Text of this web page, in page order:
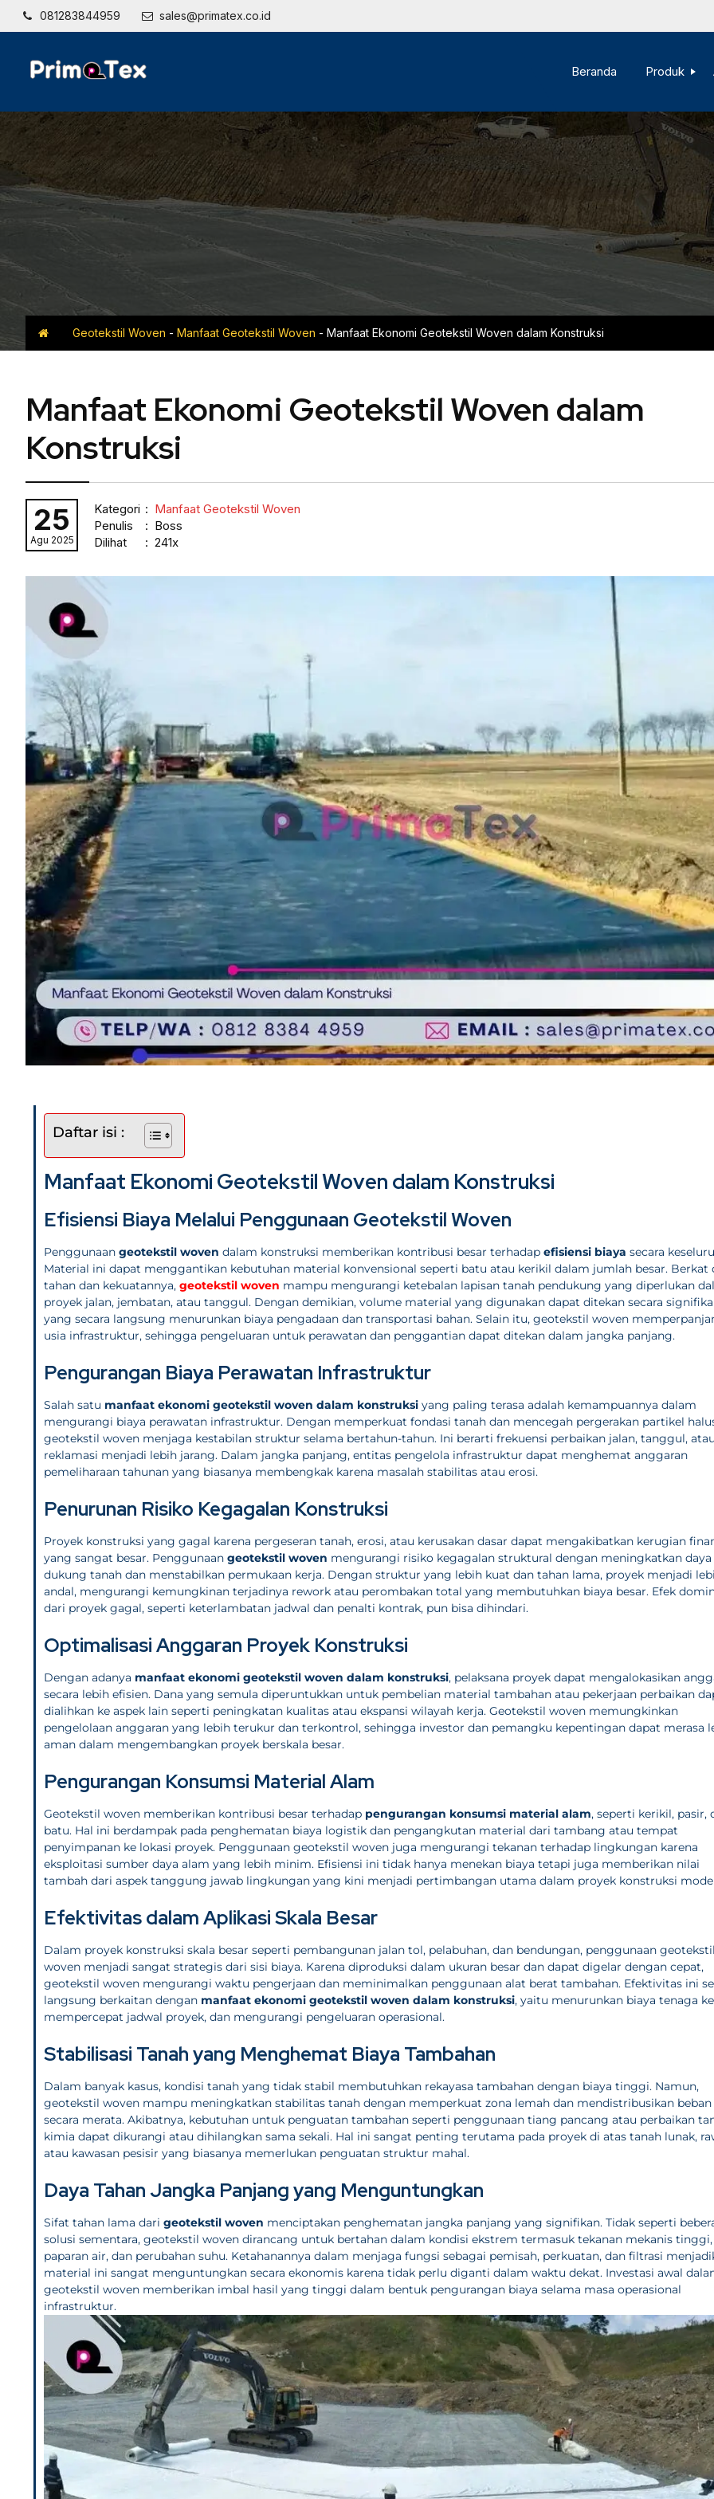
081283844959 sales@primatex.co.id
Beranda Produk
Geotekstil Woven - Manfaat Geotekstil Woven - Manfaat Ekonomi Geotekstil Woven dalam Konstruksi
Manfaat Ekonomi Geotekstil Woven dalam
Konstruksi
25
Agu 2025
Kategori : Manfaat Geotekstil Woven
Penulis
: Boss
Dilihat
: 241x
Daftar isi :
Manfaat Ekonomi Geotekstil Woven dalam Konstruksi
Efisiensi Biaya Melalui Penggunaan Geotekstil Woven
Penggunaan geotekstil woven dalam konstruksi memberikan kontribusi besar terhadap efisiensi biaya secara
Material ini dapat menggantikan kebutuhan material konvensional seperti batu atau kerikil dalam jumlah besar. Berkat
tahan dan kekuatannya, geotekstil woven mampu mengurangi ketebalan lapisan tanah pendukung yang diperlukan
proyek jalan, jembatan, atau tanggul. Dengan demikian, volume material yang digunakan dapat ditekan secara
yang secara langsung menurunkan biaya pengadaan dan transportasi bahan. Selain itu, geotekstil woven
usia infrastruktur, sehingga pengeluaran untuk perawatan dan penggantian dapat ditekan dalam jangka panjang.
Pengurangan Biaya Perawatan Infrastruktur
Salah satu manfaat ekonomi geotekstil woven dalam konstruksi yang paling terasa adalah kemampuannya dalam
mengurangi biaya perawatan infrastruktur. Dengan memperkuat fondasi tanah dan mencegah pergerakan partikel
geotekstil woven menjaga kestabilan struktur selama bertahun-tahun. Ini berarti frekuensi perbaikan jalan, tanggul,
reklamasi menjadi lebih jarang. Dalam jangka panjang, entitas pengelola infrastruktur dapat menghemat anggaran
pemeliharaan tahunan yang biasanya membengkak karena masalah stabilitas atau erosi.
Penurunan Risiko Kegagalan Konstruksi
Proyek konstruksi yang gagal karena pergeseran tanah, erosi, atau kerusakan dasar dapat mengakibatkan kerugian
yang sangat besar. Penggunaan geotekstil woven mengurangi risiko kegagalan struktural dengan meningkatkan daya
dukung tanah dan menstabilkan permukaan kerja. Dengan struktur yang lebih kuat dan tahan lama, proyek menjadi
andal, mengurangi kemungkinan terjadinya rework atau perombakan total yang membutuhkan biaya besar. Efek
dari proyek gagal, seperti keterlambatan jadwal dan penalti kontrak, pun bisa dihindari.
Optimalisasi Anggaran Proyek Konstruksi
Dengan adanya manfaat ekonomi geotekstil woven dalam konstruksi, pelaksana proyek dapat mengalokasikan
secara lebih efisien. Dana yang semula diperuntukkan untuk pembelian material tambahan atau pekerjaan perbaikan
dialihkan ke aspek lain seperti peningkatan kualitas atau ekspansi wilayah kerja. Geotekstil woven memungkinkan
pengelolaan anggaran yang lebih terukur dan terkontrol, sehingga investor dan pemangku kepentingan dapat merasa
aman dalam mengembangkan proyek berskala besar.
Pengurangan Konsumsi Material Alam
Geotekstil woven memberikan kontribusi besar terhadap pengurangan konsumsi material alam, seperti kerikil, pasir,
batu. Hal ini berdampak pada penghematan biaya logistik dan pengangkutan material dari tambang atau tempat
penyimpanan ke lokasi proyek. Penggunaan geotekstil woven juga mengurangi tekanan terhadap lingkungan karena
eksploitasi sumber daya alam yang lebih minim. Efisiensi ini tidak hanya menekan biaya tetapi juga memberikan nilai
tambah dari aspek tanggung jawab lingkungan yang kini menjadi pertimbangan utama dalam proyek konstruksi
Efektivitas dalam Aplikasi Skala Besar
Dalam proyek konstruksi skala besar seperti pembangunan jalan tol, pelabuhan, dan bendungan, penggunaan geotekstil
woven menjadi sangat strategis dari sisi biaya. Karena diproduksi dalam ukuran besar dan dapat digelar dengan cepat,
geotekstil woven mengurangi waktu pengerjaan dan meminimalkan penggunaan alat berat tambahan. Efektivitas ini
langsung berkaitan dengan manfaat ekonomi geotekstil woven dalam konstruksi, yaitu menurunkan biaya tenaga
mempercepat jadwal proyek, dan mengurangi pengeluaran operasional.
Stabilisasi Tanah yang Menghemat Biaya Tambahan
Dalam banyak kasus, kondisi tanah yang tidak stabil membutuhkan rekayasa tambahan dengan biaya tinggi. Namun,
geotekstil woven mampu meningkatkan stabilitas tanah dengan memperkuat zona lemah dan mendistribusikan beban
secara merata. Akibatnya, kebutuhan untuk penguatan tambahan seperti penggunaan tiang pancang atau perbaikan
kimia dapat dikurangi atau dihilangkan sama sekali. Hal ini sangat penting terutama pada proyek di atas tanah lunak,
atau kawasan pesisir yang biasanya memerlukan penguatan struktur mahal.
Daya Tahan Jangka Panjang yang Menguntungkan
Sifat tahan lama dari geotekstil woven menciptakan penghematan jangka panjang yang signifikan. Tidak seperti
solusi sementara, geotekstil woven dirancang untuk bertahan dalam kondisi ekstrem termasuk tekanan mekanis tinggi,
paparan air, dan perubahan suhu. Ketahanannya dalam menjaga fungsi sebagai pemisah, perkuatan, dan filtrasi
material ini sangat menguntungkan secara ekonomis karena tidak perlu diganti dalam waktu dekat. Investasi awal
geotekstil woven memberikan imbal hasil yang tinggi dalam bentuk pengurangan biaya selama masa operasional
infrastruktur.